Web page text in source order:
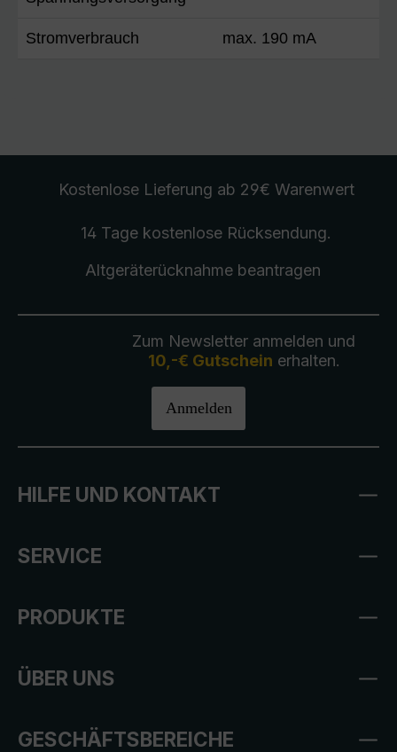
Stromverbrauch max. 190 mA
Kostenlose Lieferung ab 29€ Warenwert
14 Tage kostenlose Rücksendung.
Altgeräterücknahmebeantragen
Zum Newsletter anmelden und
10,-€ Gutschein erhalten.
Anmelden
HILFE UND KONTAKT
SERVICE
PRODUKTE
ÜBER UNS
GESCHÄFTSBEREICHE